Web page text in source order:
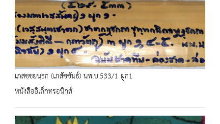
เภสชฺชยนฺธก (เภสัชขันธ์) นพ.บ.533/1 ผูก1
หนังสืออิเล็กทรอนิกส์